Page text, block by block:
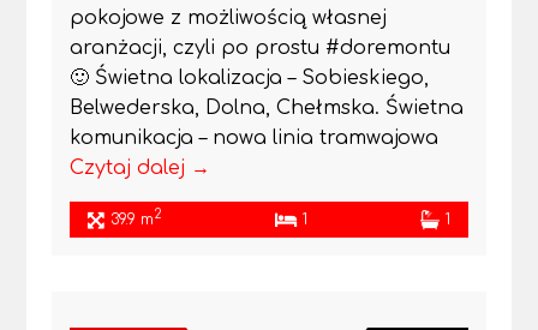
pokojowe z możliwością własnej
aranżacji, czyli po prostu #doremontu
🙂 Świetna lokalizacja – Sobieskiego,
Belwederska, Dolna, Chełmska. Świetna
komunikacja – nowa linia tramwajowa
Czytaj dalej →
39.9 m2 1 1